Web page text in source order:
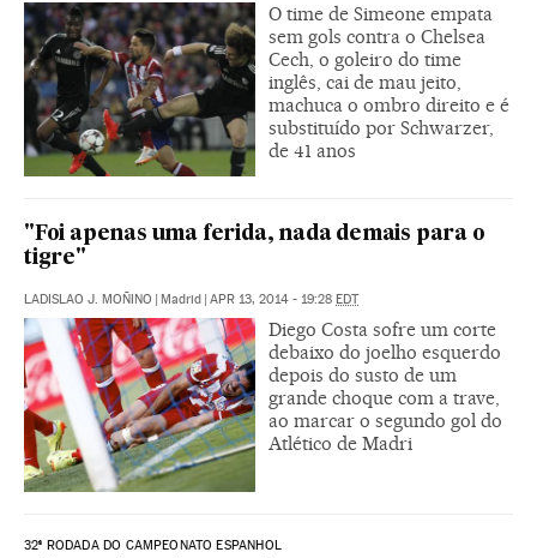
O time de Simeone empata
sem gols contra o Chelsea
Cech, o goleiro do time
inglês, cai de mau jeito,
machuca o ombro direito e é
substituído por Schwarzer,
de 41 anos
"Foi apenas uma ferida, nada demais para o
tigre"
LADISLAO J. MOÑINO | Madrid | APR 13, 2014 - 19:28 EDT
Diego Costa sofre um corte
debaixo do joelho esquerdo
depois do susto de um
grande choque com a trave,
ao marcar o segundo gol do
Atlético de Madri
32ª RODADA DO CAMPEONATO ESPANHOL